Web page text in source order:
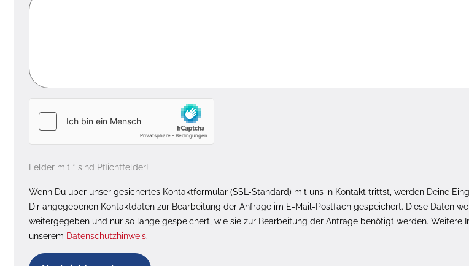
Felder mit * sind Pflichtfelder!
Wenn Du über unser gesichertes Kontaktformular (SSL-Standard) mit uns in Kontakt trittst, werden Deine
Dir angegebenen Kontaktdaten zur Bearbeitung der Anfrage im E-Mail-Postfach gespeichert. Diese Daten
weitergegeben und nur so lange gespeichert, wie sie zur Bearbeitung der Anfrage benötigt werden. Weitere
unserem Datenschutzhinweis.